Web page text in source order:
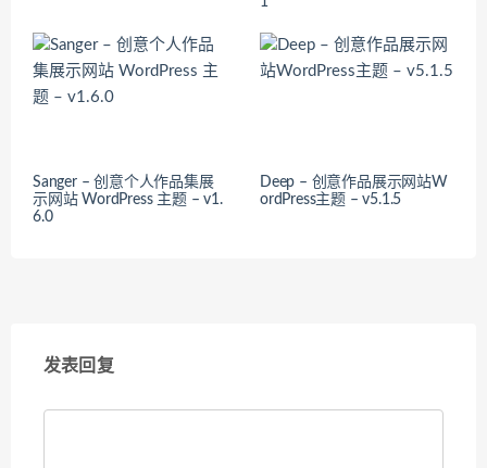
Sanger – 创意个人作品集展
示网站 WordPress 主题 – v1.
6.0
Deep – 创意作品展示网站W
ordPress主题 – v5.1.5
发表回复